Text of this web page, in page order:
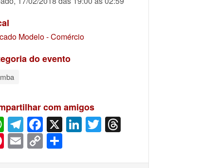
Modelo - Comércio
do evento
com amigos
WhatsApp
Telegram
Facebook
X LinkedIn
Twitter
Pinterest
Email
Copy
Link